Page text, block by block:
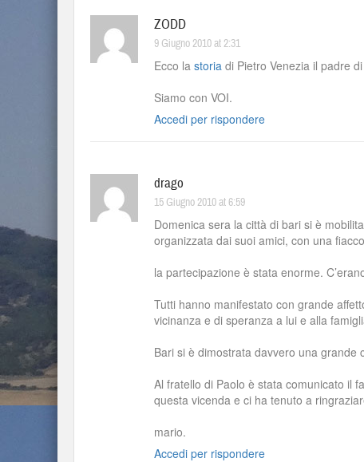
ZODD
9 Giugno 2010 at 2:31
Ecco la storia di Pietro Venezia il padre
Siamo con VOI.
Accedi per rispondere
drago
15 Giugno 2010 at 6:59
Domenica sera la città di bari si è
organizzata dai suoi amici, con una
la partecipazione è stata enorme.
Tutti hanno manifestato con grande
vicinanza e di speranza a lui e alla
Bari si è dimostrata davvero una grande
Al fratello di Paolo è stata comunicato il
questa vicenda e ci ha tenuto a
mario.
Accedi per rispondere